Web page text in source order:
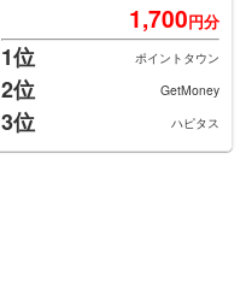
1,700円分
1位 ポイントタウン
2位 GetMoney
3位 ハピタス